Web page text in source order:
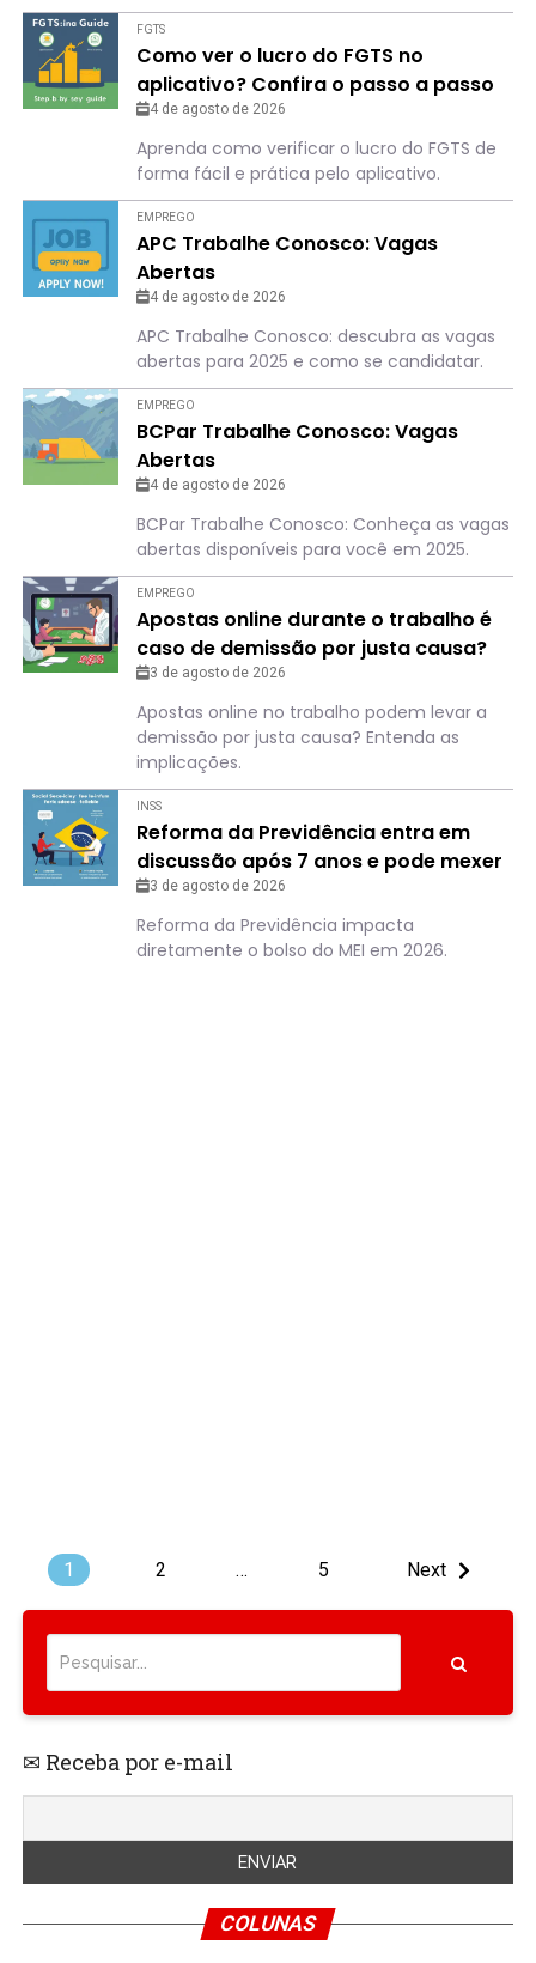
FGTS
Como ver o lucro do FGTS no
aplicativo? Confira o passo a passo
4 de agosto de 2026
Aprenda como verificar o lucro do FGTS de
forma fácil e prática pelo aplicativo.
EMPREGO
APC Trabalhe Conosco: Vagas
Abertas
4 de agosto de 2026
APC Trabalhe Conosco: descubra as vagas
abertas para 2025 e como se candidatar.
EMPREGO
BCPar Trabalhe Conosco: Vagas
Abertas
4 de agosto de 2026
BCPar Trabalhe Conosco: Conheça as vagas
abertas disponíveis para você em 2025.
EMPREGO
Apostas online durante o trabalho é
caso de demissão por justa causa?
Entenda o que pode acontecer
3 de agosto de 2026
Apostas online no trabalho podem levar a
demissão por justa causa? Entenda as
implicações.
INSS
Reforma da Previdência entra em
discussão após 7 anos e pode mexer
com o bolso de quem é MEI
3 de agosto de 2026
Reforma da Previdência impacta
diretamente o bolso do MEI em 2026.
1 2 … 5 Next
✉ Receba por e-mail
COLUNAS